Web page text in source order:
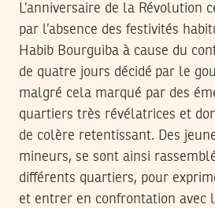
L’anniversaire de la Révolution
par l’absence des festivités
Habib Bourguiba à cause du
de quatre jours décidé par le
malgré cela marqué par des
quartiers très révélatrices et
de colère retentissant. Des
mineurs, se sont ainsi
différents quartiers, pour
et entrer en confrontation avec